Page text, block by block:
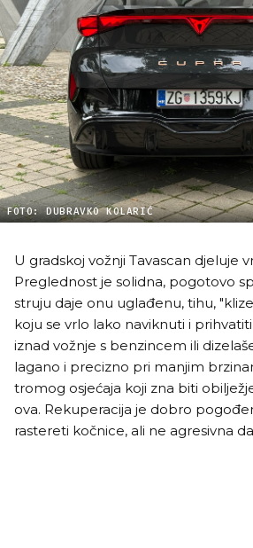
FOTO: DUBRAVKO KOLARIĆ
U gradskoj vožnji Tavascan djeluje
Preglednost je solidna, pogotovo
struju daje onu uglađenu, tihu,
koju se vrlo lako naviknuti i
iznad vožnje s benzincem ili
lagano i precizno pri manjim
tromog osjećaja koji zna biti
ova. Rekuperacija je dobro
rastereti kočnice, ali ne agresivna